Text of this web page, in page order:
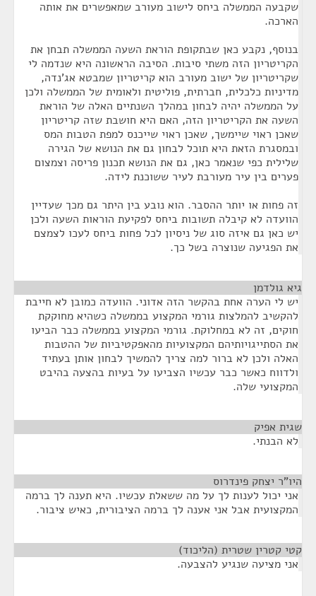
שקבעה הממשלה ביחס לישוב מעורב שמאפשרים את אותה
הארכה.
בנוסף, נקבע כאן שבתקופת הוראת השעה הממשלה תבחן את
הקריטריון הזה משתי סיבות. הסיבה הראשונה היא שנדמה לי
שקריטריון של ישוב מעורב הוא קריטריון שמבטא אג'נדה,
מדיניות כלכלית, חברתית, פוליטית ולאומית של הממשלה ולכן
על הממשלה יהיה לבחון במהלך השנתיים האלה של הוראת
השעה את הקריטריון הזה, האם היא חושבת שזה קריטריון
שאכן ראוי שיימשך, שאכן ראוי שייכנס למפת הטבות המס
ובמסגרת הזאת היא תוכל לבחון גם את הנושא של הגירה
שלילית כפי שנאמר כאן, גם את הנושא תכנון פריסה וצמצום
פערים בין עיר מעורבת לעיר ששוכנת לידה.
זה פחות או יותר ההסבר. הוא נובע בין היתר גם מכך שעדיין
הוועדה לא קיבלה תשובות ביחס לפקיעת הוראות השעה ולכן
יש כאן גם איזה סוג של ניסיון לכל פחות ביחס לעכו לצמצם
את הפגיעה שנוצרה בשל כך.
גיא גולדמן
יש לי הערה אחת בהקשר הזה אדוני. הוועדה כמובן לא חייבת
להקשיב להמלצות גורמי המקצוע בממשלה כשהיא מחוקקת
חוקים, זה לא במחלוקת. גורמי המקצוע בממשלה כבר הביעו
את הסתייגויותיהם המקצועיות מהאפקטיביות של ההטבות
האלה ולכן לא ברור למה צריך להמשיך לבחון אותן בעתיד
ולדווח כאשר כבר עכשיו הצביעו על בעיות בהצעה בהיבט
המקצועי שלה.
שגית אפיק
לא הבנתי.
היו"ר יצחק פינדרוס
אני יכול לענות לך על מה ששאלת עכשיו. היא תענה לך ברמה
המקצועית אבל אני אענה לך ברמה הציבורית, כאיש ציבור.
קטי קטרין שטרית (הליכוד)
אני מציעה שנגיע להצבעה.